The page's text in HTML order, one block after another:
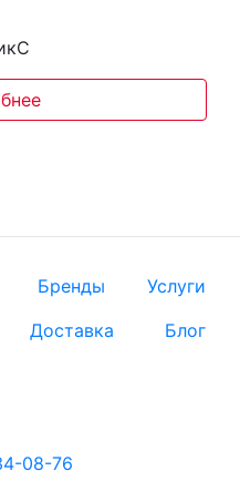
Бренды
Услуги
Доставка
Блог
08-76